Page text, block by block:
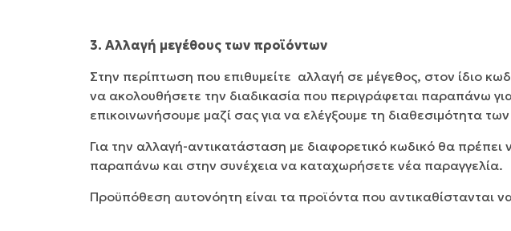
3. Αλλαγή μεγέθους των προϊόντων
Στην περίπτωση που επιθυμείτε αλλαγή σε μέγεθος, στον ίδιο
να ακολουθήσετε την διαδικασία που περιγράφεται παραπάνω
επικοινωνήσουμε μαζί σας για να ελέγξουμε τη διαθεσιμότητα
Για την αλλαγή-αντικατάσταση με διαφορετικό κωδικό θα
παραπάνω και στην συνέχεια να καταχωρήσετε νέα παραγγελία.
Προϋπόθεση αυτονόητη είναι τα προϊόντα που αντικαθίστανται